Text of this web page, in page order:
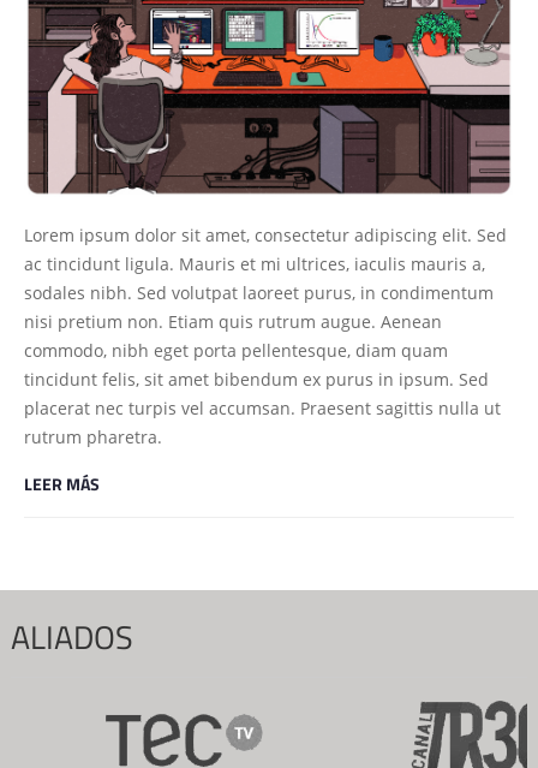
Lorem ipsum dolor sit amet, consectetur adipiscing elit. Sed
ac tincidunt ligula. Mauris et mi ultrices, iaculis mauris a,
sodales nibh. Sed volutpat laoreet purus, in condimentum
nisi pretium non. Etiam quis rutrum augue. Aenean
commodo, nibh eget porta pellentesque, diam quam
tincidunt felis, sit amet bibendum ex purus in ipsum. Sed
placerat nec turpis vel accumsan. Praesent sagittis nulla ut
rutrum pharetra.
LEER MÁS
ALIADOS